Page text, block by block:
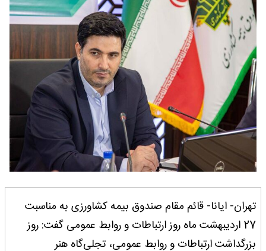
تهران- ایانا- قائم مقام صندوق بیمه کشاورزی به مناسبت
27 اردیبهشت ماه روز ارتباطات و روابط عمومی گفت: روز
بزرگداشت ارتباطات و روابط عمومی، تجلی‌گاه هنر